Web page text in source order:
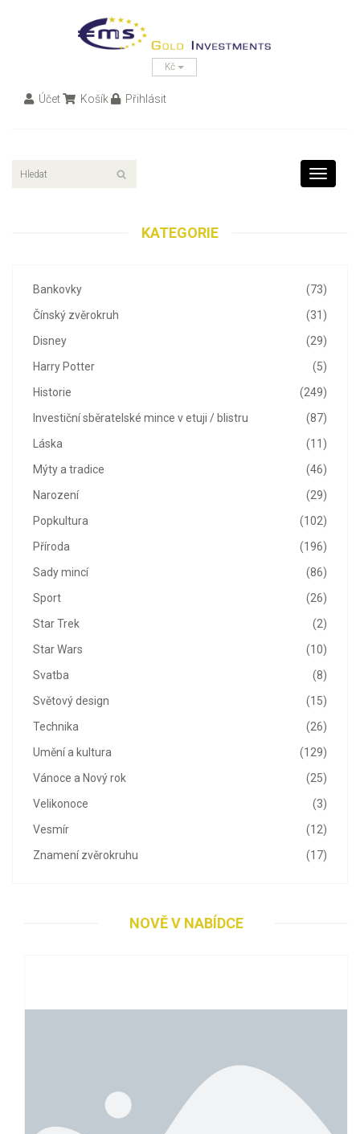
Kč
Účet Košík Přihlásit
Toggle
KATEGORIE
(73)
Bankovky
(31)
Čínský zvěrokruh
(29)
Disney
(5)
Harry Potter
(249)
Historie
(87)
Investiční sběratelské mince v etuji / blistru
(11)
Láska
(46)
Mýty a tradice
(29)
Narození
(102)
Popkultura
(196)
Příroda
(86)
Sady mincí
(26)
Sport
(2)
Star Trek
(10)
Star Wars
(8)
Svatba
(15)
Světový design
(26)
Technika
(129)
Umění a kultura
(25)
Vánoce a Nový rok
(3)
Velikonoce
(12)
Vesmír
(17)
Znamení zvěrokruhu
NOVĚ V NABÍDCE